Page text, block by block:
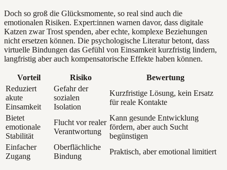
Doch so groß die Glücksmomente, so real sind auch die
emotionalen Risiken. Expert:innen warnen davor, dass digitale
Katzen zwar Trost spenden, aber echte, komplexe Beziehungen
nicht ersetzen können. Die psychologische Literatur betont, dass
virtuelle Bindungen das Gefühl von Einsamkeit kurzfristig lindern,
langfristig aber auch kompensatorische Effekte haben können.
Vorteil Risiko
Bewertung
Reduziert
akute
Einsamkeit
Gefahr der
sozialen
Isolation
Kurzfristige Lösung, kein Ersatz
für reale Kontakte
Bietet
emotionale
Stabilität
Flucht vor realer
Verantwortung
Kann gesunde Entwicklung
fördern, aber auch Sucht
begünstigen
Einfacher
Zugang
Oberflächliche
Bindung
Praktisch, aber emotional limitiert